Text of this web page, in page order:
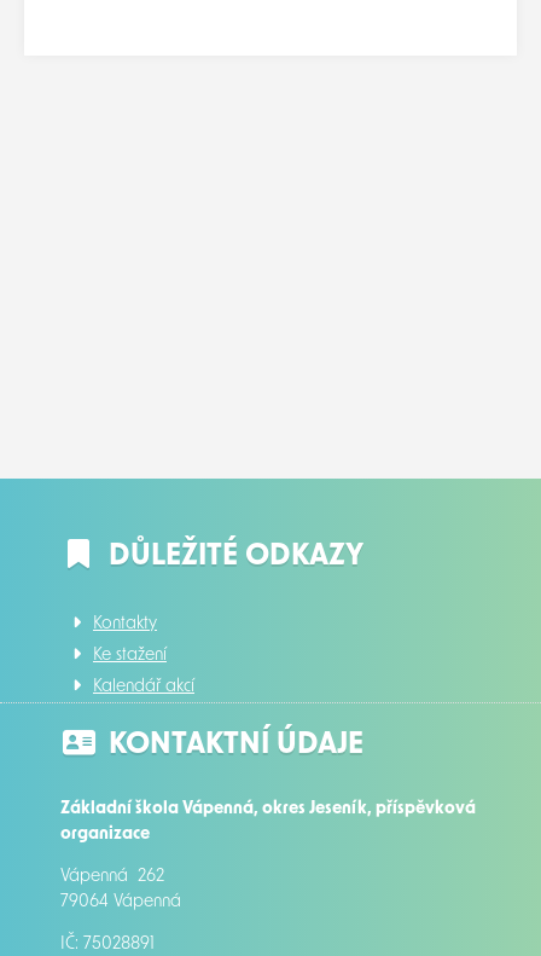
DŮLEŽITÉ ODKAZY
Kontakty
Ke stažení
Kalendář akcí
KONTAKTNÍ ÚDAJE
Základní škola Vápenná, okres Jeseník, příspěvková
organizace
Vápenná 262
79064 Vápenná
IČ: 75028891